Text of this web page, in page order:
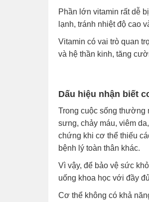
Phần lớn vitamin rất dễ
lạnh, tránh nhiệt độ cao
Vitamin có vai trò quan
và hệ thần kinh, tăng
Dấu hiệu nhận biết
Trong cuộc sống thường
sưng, chảy máu, viêm
chứng khi cơ thể thiếu
bệnh lý toàn thân khác.
Vì vậy, để bảo vệ sức
uống khoa học với đầy
Cơ thể không có khả